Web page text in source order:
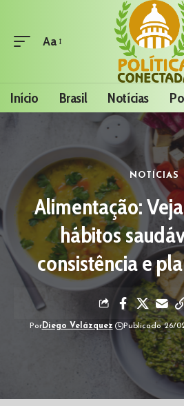
Aa
Início Brasil Notícias
NOTÍCIAS
Alimentação:
hábitos
consistência e
PorDiego Velázquez Publicado 26/